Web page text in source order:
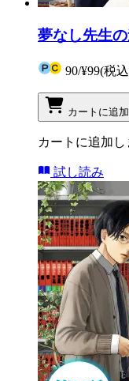
夢なし先生
90/¥99(税
カートに追加
カートに追加し
試し読み